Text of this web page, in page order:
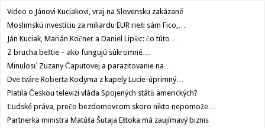
Video o Jánovi Kuciakovi, vraj na Slovensku zakázané
Moslimskú investíciu za miliardu EUR rieši sám Fico,…
Ján Kuciak, Marián Kočner a Daniel Lipšic: čo túto…
Z brucha beštie – ako fungujú súkromné…
Minulosť Zuzany Čaputovej a parazitovanie na…
Dve tváre Roberta Kodyma z kapely Lucie-úprimný…
Platila Českou televizi vláda Spojených států amerických?
Ľudské práva, prečo bezdomovcom skoro nikto nepomože…
Partnerka ministra Matúša Šutaja Eštoka má zaujímavý biznis